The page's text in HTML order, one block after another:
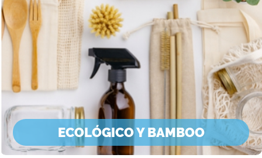
ECOLÓGICO Y BAMBOO